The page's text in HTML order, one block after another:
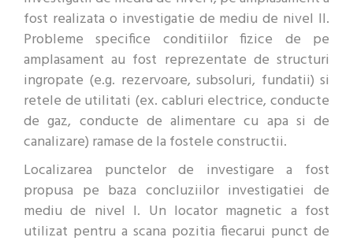
fost realizata o investigatie de mediu de nivel II.
Probleme specifice conditiilor fizice de pe
amplasament au fost reprezentate de structuri
ingropate (e.g. rezervoare, subsoluri, fundatii) si
retele de utilitati (ex. cabluri electrice, conducte
de gaz, conducte de alimentare cu apa si de
canalizare) ramase de la fostele constructii.
Localizarea punctelor de investigare a fost
propusa pe baza concluziilor investigatiei de
mediu de nivel I. Un locator magnetic a fost
utilizat pentru a scana pozitia fiecarui punct de